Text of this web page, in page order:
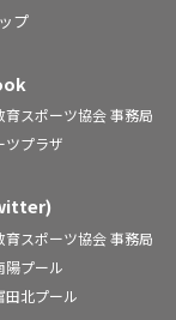
プ
育スポーツ協会 事務局
ツプラザ
育スポーツ協会 事務局
陽プール
田北プール